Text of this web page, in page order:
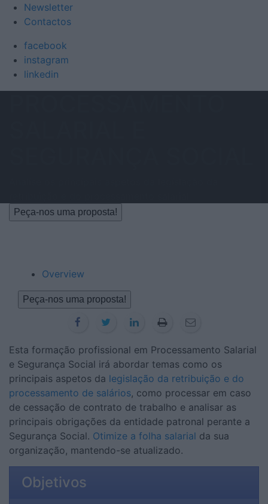
Newsletter
Contactos
facebook
instagram
linkedin
Peça-nos uma proposta!
Overview
Peça-nos uma proposta!
Esta formação profissional em Processamento Salarial
e Segurança Social irá abordar temas como os
principais aspetos da legislação da retribuição e do
processamento de salários, como processar em caso
de cessação de contrato de trabalho e analisar as
principais obrigações da entidade patronal perante a
Segurança Social. Otimize a folha salarial da sua
organização, mantendo-se atualizado.
Objetivos